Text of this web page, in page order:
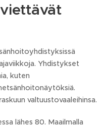
Yhdistykset
kuten
valtuustovaaleihinsa.
lähes 80. Maailmalla